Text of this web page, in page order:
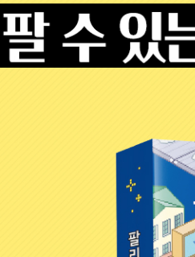
가서 앎을 얻어라 : 필요한 강연만
는 건강한 고집 : 매력적인 일관성 어
지 말고 : 가볍고 빠르게 브랜딩 시
해놓는가 : 고쳐보기로 마음 고쳐먹
보자 : 계획은 무너지기 마련이다
을 입힐까 : 좋은 프레임 말고 어울
는 것이다 : 갈피를 잃었을 때 필요
들의 절실함 : 우리는 협력 없이 살